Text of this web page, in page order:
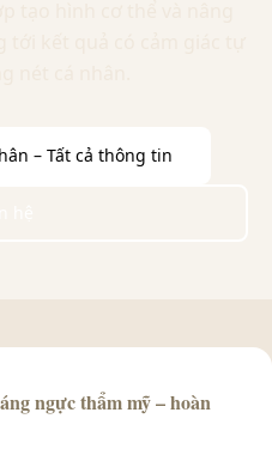
– Tất cả thông tin
ngực thẩm mỹ – hoàn